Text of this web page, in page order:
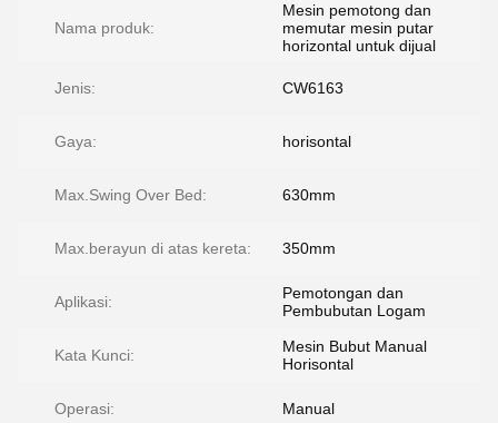
Nama produk:
Mesin pemotong dan
memutar mesin putar
horizontal untuk dijual
Jenis: CW6163
Gaya: horisontal
Max.Swing Over Bed: 630mm
Max.berayun di atas kereta: 350mm
Aplikasi:
Pemotongan dan
Pembubutan Logam
Kata Kunci:
Mesin Bubut Manual
Horisontal
Operasi: Manual